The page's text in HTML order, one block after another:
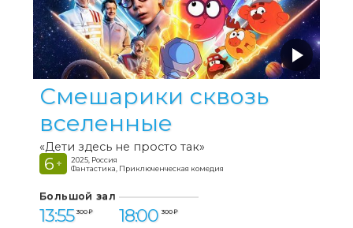
Смешарики сквозь
вселенные
«Дети здесь не просто так»
6 +
2025, Россия
Фантастика, Приключенческая комедия
Большой зал
13:55 300 ₽ 18:00 300 ₽